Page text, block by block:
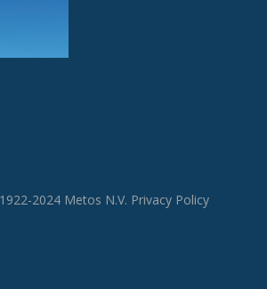
2024 Metos N.V. Privacy Policy